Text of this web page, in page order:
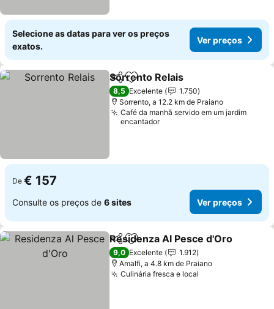
Selecione as datas para ver os preços
exatos.
Ver preços
PartilharAdicionar aos favoritos
Sorrento Relais
8,5 Excelente
1.750
Sorrento, a 12.2 km de Praiano
Café da manhã servido em um jardim
encantador
De € 157
Consulte os preços de 6 sites Ver preços
PartilharAdicionar aos favoritos
Residenza Al Pesce d'Oro
9,0 Excelente
1.912
Amalfi, a 4.8 km de Praiano
Culinária fresca e local